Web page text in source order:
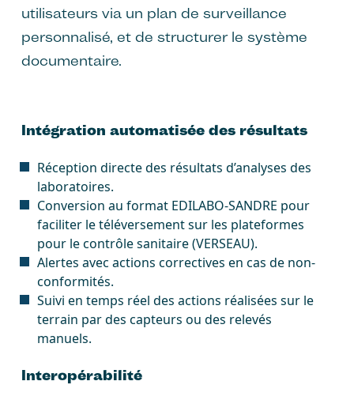
utilisateurs via un plan de surveillance
personnalisé, et de structurer le système
documentaire.
Intégration automatisée des résultats
Réception directe des résultats d’analyses des
laboratoires.
Conversion au format EDILABO-SANDRE pour
faciliter le téléversement sur les plateformes
pour le contrôle sanitaire (VERSEAU).
Alertes avec actions correctives en cas de non-
conformités.
Suivi en temps réel des actions réalisées sur le
terrain par des capteurs ou des relevés
manuels.
Interopérabilité